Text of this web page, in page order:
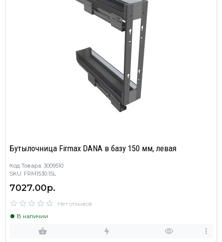
Бутылочница Firmax DANA в базу 150 мм, левая
Код Товара: 3009510
SKU: FRM1530.15L
7027.00р.
Нет отзывов
В наличии